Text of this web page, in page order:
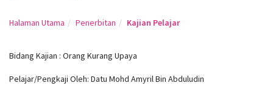
Halaman Utama Penerbitan Kajian Pelajar
Bidang Kajian : Orang Kurang Upaya
Pelajar/Pengkaji Oleh: Datu Mohd Amyril Bin Abduludin